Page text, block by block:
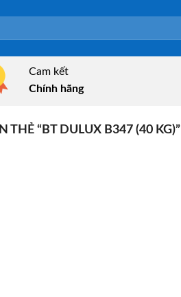
Cam kết
Chính hãng
“BT DULUX B347 (40 KG)”